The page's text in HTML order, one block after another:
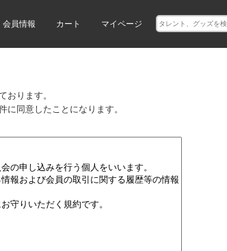
会員情報 カート マイページ
おります。
に同意したことになります。